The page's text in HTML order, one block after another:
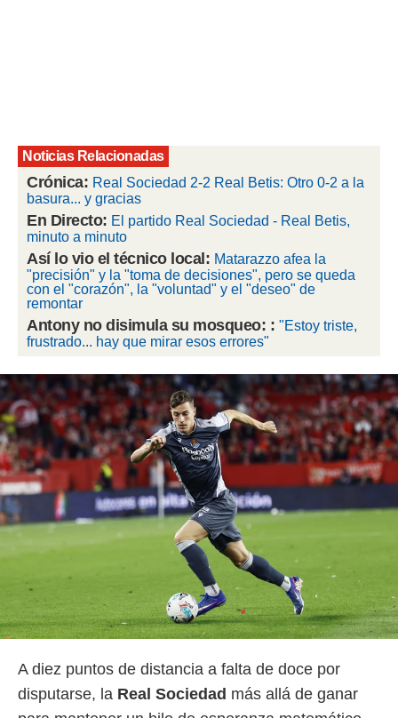
el sitio
ni para
o
aunque
no
Puedes
acceder a
web a
abono
únicos
como
este sitio
de
posible
Noticias Relacionadas
Crónica: Real Sociedad 2-2 Real Betis: Otro 0-2 a la
basura... y gracias
En Directo: El partido Real Sociedad - Real Betis,
minuto a minuto
Así lo vio el técnico local: Matarazzo afea la
"precisión" y la "toma de decisiones", pero se queda
con el "corazón", la "voluntad" y el "deseo" de
remontar
Antony no disimula su mosqueo: : "Estoy triste,
frustrado... hay que mirar esos errores"
A diez puntos de distancia a falta de doce por
disputarse, la Real Sociedad más allá de ganar